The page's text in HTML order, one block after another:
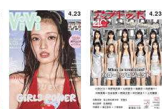
4.23 4.23